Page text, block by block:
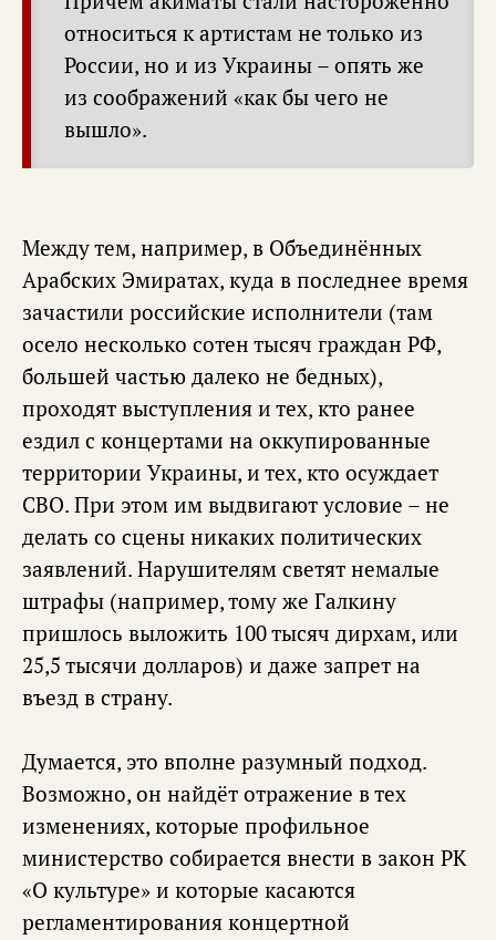
относиться к артистам не только из
России, но и из Украины – опять же
из соображений «как бы чего не
вышло».
Между тем, например, в Объединённых
Арабских Эмиратах, куда в последнее время
зачастили российские исполнители (там
осело несколько сотен тысяч граждан РФ,
большей частью далеко не бедных),
проходят выступления и тех, кто ранее
ездил с концертами на оккупированные
территории Украины, и тех, кто осуждает
СВО. При этом им выдвигают условие – не
делать со сцены никаких политических
заявлений. Нарушителям светят немалые
штрафы (например, тому же Галкину
пришлось выложить 100 тысяч дирхам, или
25,5 тысячи долларов) и даже запрет на
въезд в страну.
Думается, это вполне разумный подход.
Возможно, он найдёт отражение в тех
изменениях, которые профильное
министерство собирается внести в закон РК
«О культуре» и которые касаются
регламентирования концертной